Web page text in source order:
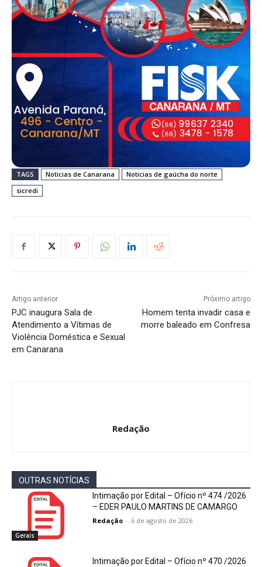
TAGS Noticias de Canarana
Noticias de gaúcha do norte
sicredi
Artigo anterior
PJC inaugura Sala de
Atendimento a Vítimas de
Violência Doméstica e Sexual
em Canarana
Próximo artigo
Homem tenta invadir casa e
morre baleado em Confresa
Redação
OUTRAS NOTÍCIAS
Gerais
Intimação por Edital – Ofício nº 474 /2026
– EDER PAULO MARTINS DE CAMARGO
Redação - 6 de agosto de 2026
Intimação por Edital – Ofício nº 470 /2026